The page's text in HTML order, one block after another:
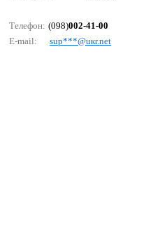
Телефон: (098)002-41-00
E-mail:
suр***@uкr.nеt